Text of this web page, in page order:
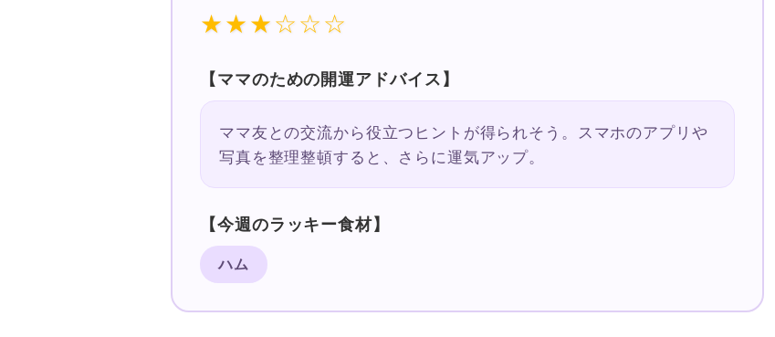
★★★☆☆☆
【ママのための開運アドバイス】
ママ友との交流から役立つヒントが得られそう。スマホのアプリや
写真を整理整頓すると、さらに運気アップ。
【今週のラッキー食材】
ハム